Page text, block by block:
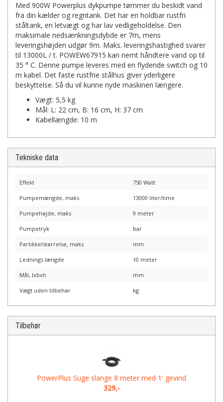
Med 900W Powerplus dykpumpe tømmer du beskidt vand
fra din kælder og regntank. Det har en holdbar rustfri
ståltank, en letvægt og har lav vedligeholdelse. Den
maksimale nedsænkningsdybde er 7m, mens
leveringshøjden udgør 9m. Maks. leveringshastighed svarer
til 13000L / t. POWEW67915 kan nemt håndtere vand op til
35 ° C. Denne pumpe leveres med en flydende switch og 10
m kabel. Det faste rustfrie stålhus giver yderligere
beskyttelse. Så du vil kunne nyde maskinen længere.
Vægt: 5,5 kg
Mål: L: 22 cm, B: 16 cm, H: 37 cm
Kabellængde: 10 m
Tekniske data
Effekt 750 Watt
Pumpemængde, maks 13000 liter/time
Pumpehøjde, maks 9 meter
Pumpetryk bar
Partikkelstørrelse, maks mm
Lednings længde 10 meter
Mål, lxbxh mm
Vægt uden tilbehør kg
Tilbehør
PowerPlus Suge slange 8 meter med 1' gevind
329,-